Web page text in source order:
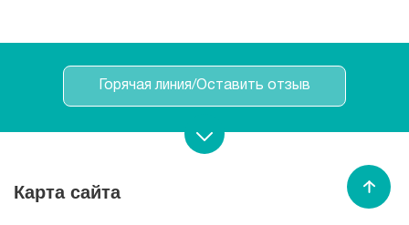
Горячая линия/Оставить отзыв
Записаться на прием
Карта сайта